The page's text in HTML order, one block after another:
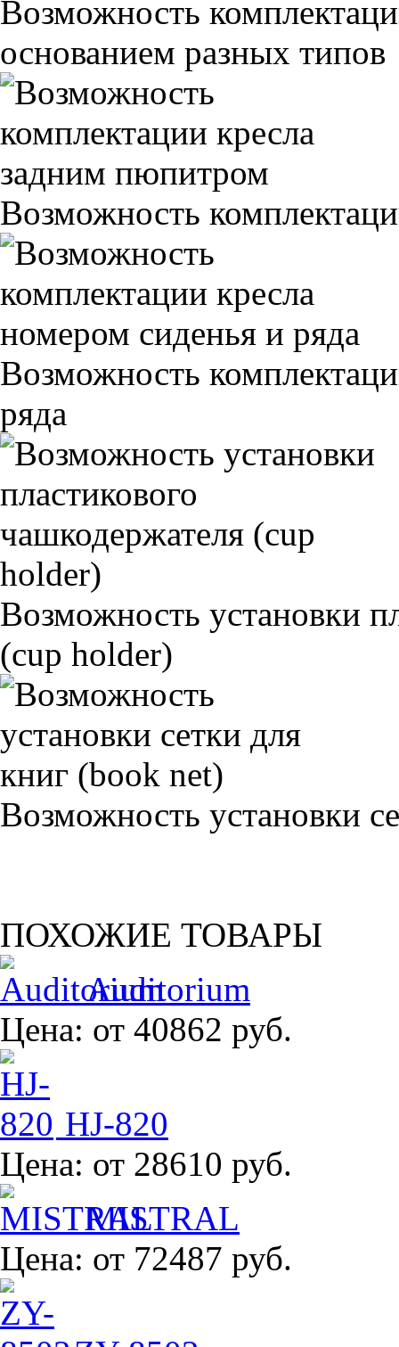
Возможность
основанием разных типов
Возможность
Возможность
ряда
Возможность установки
(cup holder)
Возможность установки
ПОХОЖИЕ ТОВАРЫ
Auditorium
Цена: от 40862 руб.
HJ-820
Цена: от 28610 руб.
MISTRAL
Цена: от 72487 руб.